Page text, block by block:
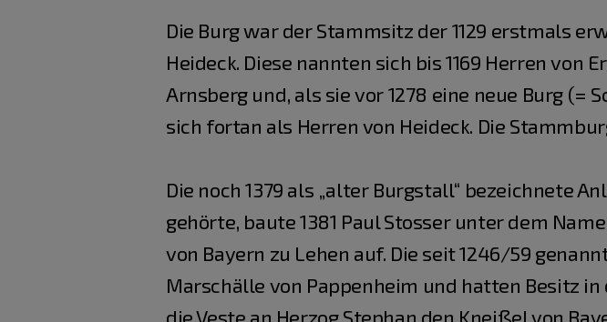
Die Burg war der Stammsitz der 1129 erstmals
Heideck. Diese nannten sich bis 1169 Herren von
Arnsberg und, als sie vor 1278 eine neue Burg (=
sich fortan als Herren von Heideck. Die
Die noch 1379 als „alter Burgstall“ bezeichnete
gehörte, baute 1381 Paul Stosser unter dem
von Bayern zu Lehen auf. Die seit 1246/59
Marschälle von Pappenheim und hatten Besitz in
die Veste an Herzog Stephan den Kneißel von